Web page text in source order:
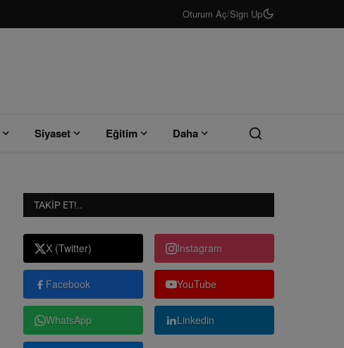
Oturum Aç/Sign Up
Siyaset Eğitim Daha
TAKIP ET!..
X (Twitter) Instagram
Facebook YouTube
WhatsApp Linkedin